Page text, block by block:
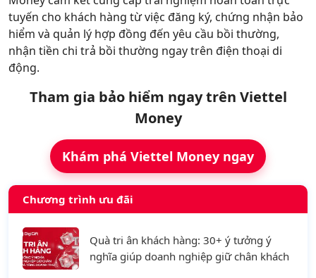
tuyến cho khách hàng từ việc đăng ký, chứng nhận bảo
hiểm và quản lý hợp đồng đến yêu cầu bồi thường,
nhận tiền chi trả bồi thường ngay trên điện thoại di
động.
Tham gia bảo hiểm ngay trên Viettel
Money
Khám phá Viettel Money ngay
Chương trình ưu đãi
Quà tri ân khách hàng: 30+ ý tưởng ý
nghĩa giúp doanh nghiệp giữ chân khách